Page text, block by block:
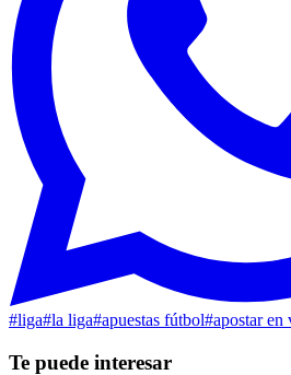
#liga#la liga#apuestas fútbol#apostar en
Te puede interesar